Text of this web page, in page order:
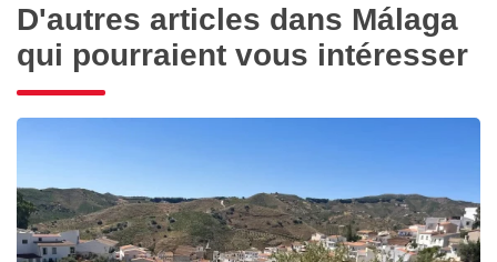
D'autres articles dans Málaga
qui pourraient vous intéresser